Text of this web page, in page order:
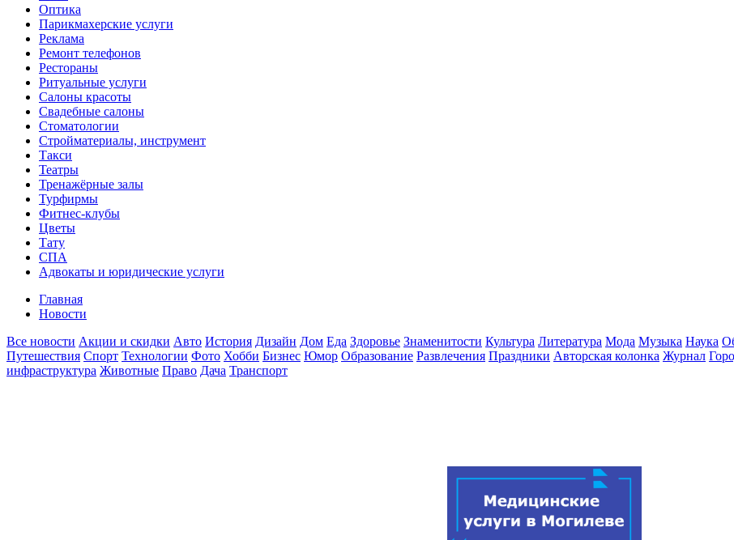
Оптика
Парикмахерские услуги
Реклама
Ремонт телефонов
Рестораны
Ритуальные услуги
Салоны красоты
Свадебные салоны
Стоматологии
Стройматериалы, инструмент
Такси
Театры
Тренажёрные залы
Турфирмы
Фитнес-клубы
Цветы
Тату
СПА
Адвокаты и юридические услуги
Главная
Новости
Все новости Акции и скидки Авто История Дизайн Дом Еда Здоровье Знаменитости Культура Литература Мода Музыка Наука
Путешествия Спорт Технологии Фото Хобби Бизнес Юмор Образование Развлечения Праздники Авторская колонка Журнал
инфраструктура Животные Право Дача Транспорт